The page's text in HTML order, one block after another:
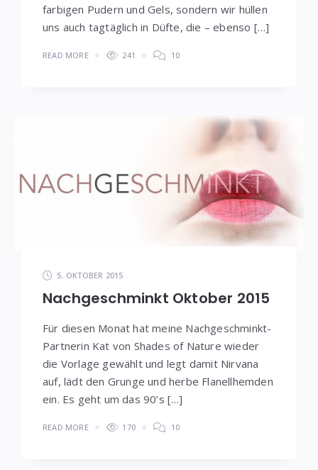
farbigen Pudern und Gels, sondern wir hüllen
uns auch tagtäglich in Düfte, die – ebenso […]
READ MORE 241 10
5. OKTOBER 2015
Nachgeschminkt Oktober 2015
Für diesen Monat hat meine Nachgeschminkt-
Partnerin Kat von Shades of Nature wieder
die Vorlage gewählt und legt damit Nirvana
auf, lädt den Grunge und herbe Flanellhemden
ein. Es geht um das 90’s […]
READ MORE 170 10